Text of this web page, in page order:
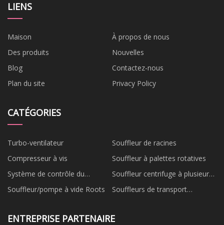
LIENS
Maison
À propos de nous
Des produits
Nouvelles
Blog
Contactez-nous
Plan du site
Privacy Policy
CATÉGORIES
Turbo-ventilateur
Souffleur de racines
Compresseur à vis
Souffleur à palettes rotatives
Système de contrôle du
ventilateur
Souffleur centrifuge à plusieurs
étages
Souffleur/pompe à vide Roots
Souffleurs de transport
ENTREPRISE PARTENAIRE